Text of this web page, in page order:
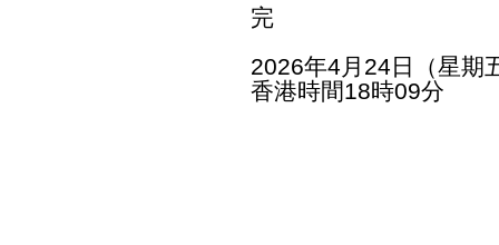
完
2026年4月24日（星期
香港時間18時09分